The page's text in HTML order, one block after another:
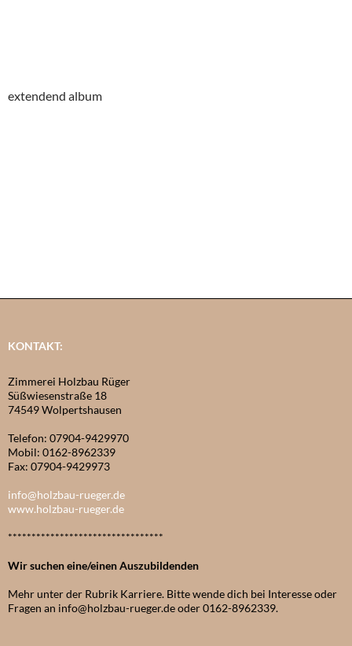
extendend album
KONTAKT:
Zimmerei Holzbau Rüger
Süßwiesenstraße 18
74549 Wolpertshausen
Telefon: 07904-9429970
Mobil: 0162-8962339
Fax: 07904-9429973
info@holzbau-rueger.de
www.holzbau-rueger.de
*********************************
Wir suchen eine/einen Auszubildenden
Mehr unter der Rubrik Karriere. Bitte wende dich bei Interesse oder
Fragen an info@holzbau-rueger.de oder 0162-8962339.